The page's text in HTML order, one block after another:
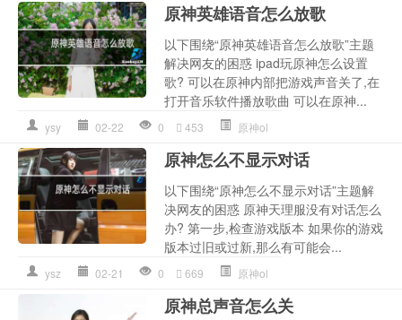
原神英雄语音怎么放歌
以下围绕“原神英雄语音怎么放歌”主题
解决网友的困惑 ipad玩原神怎么设置
歌? 可以在原神内部把游戏声音关了,在
打开音乐软件播放歌曲 可以在原神...
ysy 02-22 0 453 原神ol
原神怎么不显示对话
以下围绕“原神怎么不显示对话”主题解
决网友的困惑 原神天理服没有对话怎么
办? 第一步,检查游戏版本 如果你的游戏
版本过旧或过新,那么有可能会...
ysz 02-21 0 669 原神ol
原神总声音怎么关